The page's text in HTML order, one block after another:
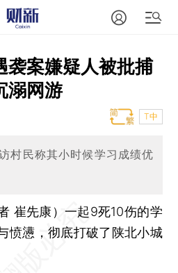
袭案嫌疑人被批捕
溺网游
T中
村民称其小时候学习成绩优
崔先康） 一起9死10伤的学
愤懑，彻底打破了陕北小城